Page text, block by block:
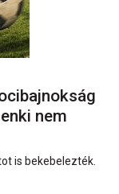
nem
is bekebelezték.